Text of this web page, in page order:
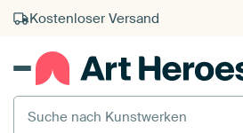
Kauf auf Rechnung
Individueller Druck auf Bestellung
Suche nach Kunstwerken